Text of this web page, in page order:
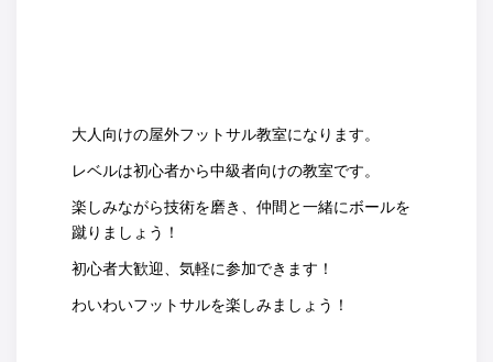
大人向けの屋外フットサル教室になります。
レベルは初心者から中級者向けの教室です。
楽しみながら技術を磨き、仲間と一緒にボールを
蹴りましょう！
初心者大歓迎、気軽に参加できます！
わいわいフットサルを楽しみましょう！